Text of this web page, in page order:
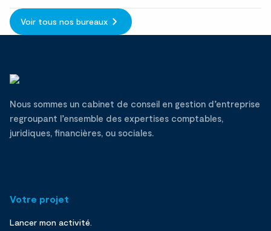
Voir tous nos bureaux
Nous sommes un cabinet de conseil en gestion d’entreprise
regroupant l’ensemble des expertises comptables,
juridiques, financières, ou sociales.
Votre projet
Lancer mon activité.